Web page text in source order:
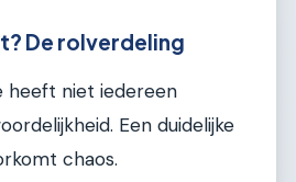
De rolverdeling
heeft niet iedereen
Een duidelijke
chaos.